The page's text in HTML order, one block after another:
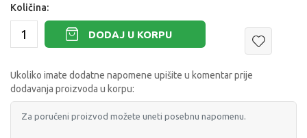
Količina:
DODAJ U KORPU
Ukoliko imate dodatne napomene upišite u komentar prije
dodavanja proizvoda u korpu: